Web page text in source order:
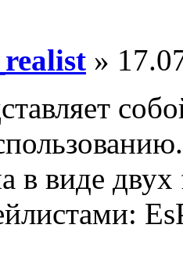
»
в виде